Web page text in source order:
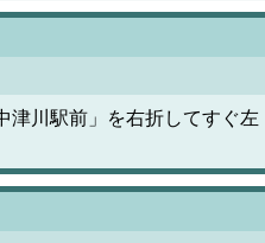
津川駅前」を右折してすぐ左